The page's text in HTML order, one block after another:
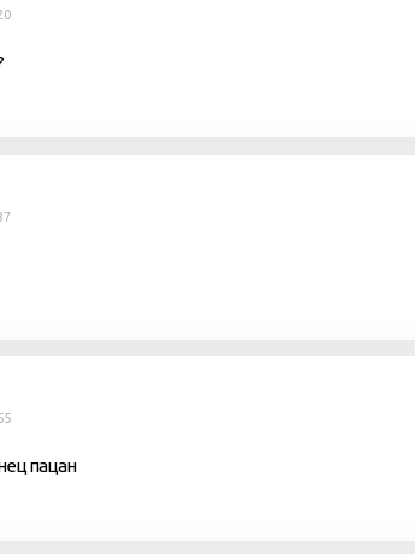
пацан